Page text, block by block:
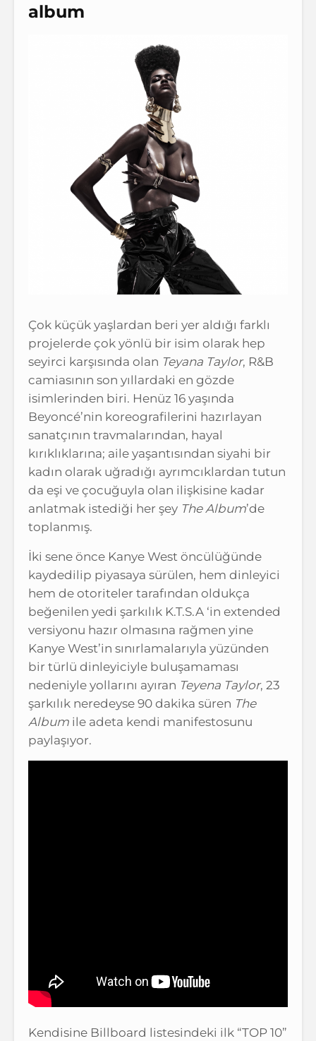
album
Çok küçük yaşlardan beri yer aldığı farklı
projelerde çok yönlü bir isim olarak hep
seyirci karşısında olan Teyana Taylor, R&B
camiasının son yıllardaki en gözde
isimlerinden biri. Henüz 16 yaşında
Beyoncé’nin koreografilerini hazırlayan
sanatçının travmalarından, hayal
kırıklıklarına; aile yaşantısından siyahi bir
kadın olarak uğradığı ayrımcıklardan tutun
da eşi ve çocuğuyla olan ilişkisine kadar
anlatmak istediği her şey The Album’de
toplanmış.
İki sene önce Kanye West öncülüğünde
kaydedilip piyasaya sürülen, hem dinleyici
hem de otoriteler tarafından oldukça
beğenilen yedi şarkılık K.T.S.A ‘in extended
versiyonu hazır olmasına rağmen yine
Kanye West’in sınırlamalarıyla yüzünden
bir türlü dinleyiciyle buluşamaması
nedeniyle yollarını ayıran Teyena Taylor, 23
şarkılık neredeyse 90 dakika süren The
Album ile adeta kendi manifestosunu
paylaşıyor.
Kendisine Billboard listesindeki ilk “TOP 10”